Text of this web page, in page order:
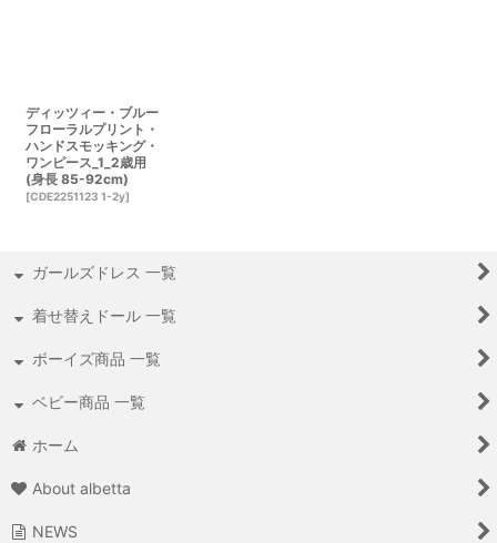
ディッツィー・ブルー
フローラルプリント・
ハンドスモッキング・
ワンピース_1_2歳用
(身長 85-92cm)
[CDE2251123 1-2y]
ガールズドレス 一覧
着せ替えドール 一覧
ボーイズ商品 一覧
ベビー商品 一覧
ホーム
About albetta
NEWS